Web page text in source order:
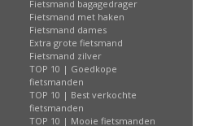
Fietsmand bagagedrager
Fietsmand met haken
Fietsmand dames
Extra grote fietsmand
Fietsmand zilver
TOP 10 | Goedkope
fietsmanden
TOP 10 | Best verkochte
fietsmanden
TOP 10 | Mooie fietsmanden